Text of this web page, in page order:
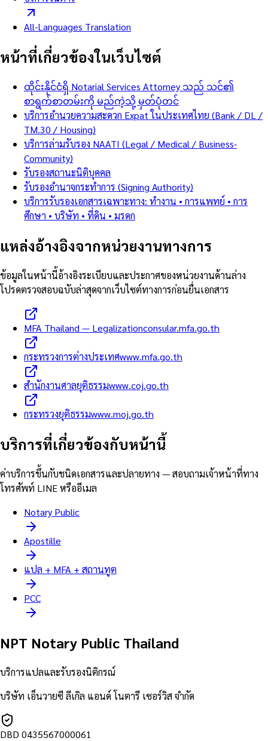
All-Languages Translation
หน้าที่เกี่ยวข้องในเว็บไซต์
ထိုင်းနိုင်ငံရှိ Notarial Services Attorney သည် သင်၏
စာရွက်စာတမ်းကို မည်ကဲ့သို့ မှတ်ပုံတင်
บริการอำนวยความสะดวก Expat ในประเทศไทย (Bank / DL /
TM.30 / Housing)
บริการล่ามรับรอง NAATI (Legal / Medical / Business-
Community)
รับรองสถานะนิติบุคคล
รับรองอำนาจกระทำการ (Signing Authority)
บริการรับรองเอกสารเฉพาะทาง: ทำงาน • การแพทย์ • การ
ศึกษา • บริษัท • ที่ดิน • มรดก
แหล่งอ้างอิงจากหน่วยงานทางการ
ข้อมูลในหน้านี้อ้างอิงระเบียบและประกาศของหน่วยงานด้านล่าง
โปรดตรวจสอบฉบับล่าสุดจากเว็บไซต์ทางการก่อนยื่นเอกสาร
MFA Thailand — Legalizationconsular.mfa.go.th
กระทรวงการต่างประเทศwww.mfa.go.th
สำนักงานศาลยุติธรรมwww.coj.go.th
กระทรวงยุติธรรมwww.moj.go.th
บริการที่เกี่ยวข้องกับหน้านี้
ค่าบริการขึ้นกับชนิดเอกสารและปลายทาง — สอบถามเจ้าหน้าที่ทาง
โทรศัพท์ LINE หรืออีเมล
Notary Public
Apostille
แปล + MFA + สถานทูต
PCC
NPT Notary Public Thailand
บริการแปลและรับรองนิติกรณ์
บริษัท เอ็นวายซี ลีเกิล แอนด์ โนตารี เซอร์วิส จำกัด
DBD 0435567000061